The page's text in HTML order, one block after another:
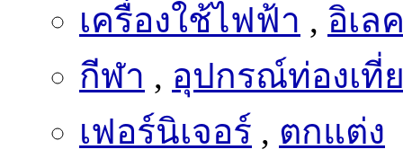
เครื่องใช้ไฟฟ้า , อิเล
กีฬา , อุปกรณ์ท่องเที่
เฟอร์นิเจอร์ , ตกแต่ง